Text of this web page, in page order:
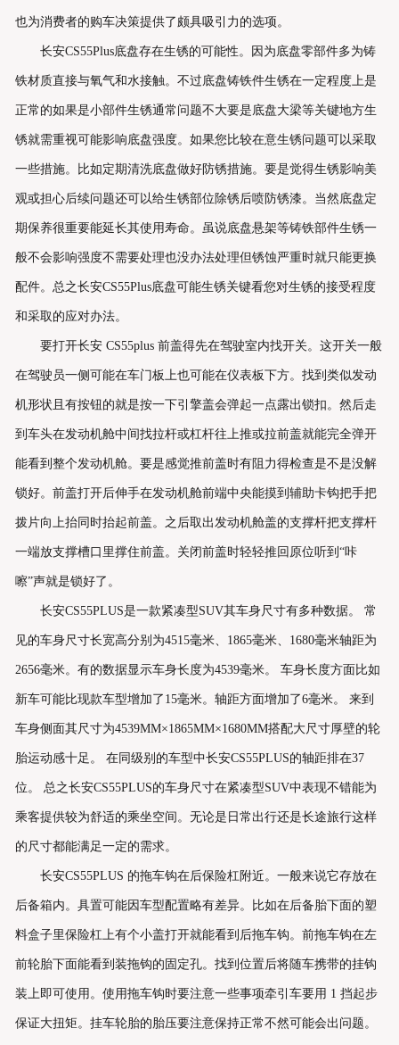
也为消费者的购车决策提供了颇具吸引力的选项。
长安CS55Plus底盘存在生锈的可能性。因为底盘零部件多为铸
铁材质直接与氧气和水接触。不过底盘铸铁件生锈在一定程度上是
正常的如果是小部件生锈通常问题不大要是底盘大梁等关键地方生
锈就需重视可能影响底盘强度。如果您比较在意生锈问题可以采取
一些措施。比如定期清洗底盘做好防锈措施。要是觉得生锈影响美
观或担心后续问题还可以给生锈部位除锈后喷防锈漆。当然底盘定
期保养很重要能延长其使用寿命。虽说底盘悬架等铸铁部件生锈一
般不会影响强度不需要处理也没办法处理但锈蚀严重时就只能更换
配件。总之长安CS55Plus底盘可能生锈关键看您对生锈的接受程度
和采取的应对办法。
要打开长安 CS55plus 前盖得先在驾驶室内找开关。这开关一般
在驾驶员一侧可能在车门板上也可能在仪表板下方。找到类似发动
机形状且有按钮的就是按一下引擎盖会弹起一点露出锁扣。然后走
到车头在发动机舱中间找拉杆或杠杆往上推或拉前盖就能完全弹开
能看到整个发动机舱。要是感觉推前盖时有阻力得检查是不是没解
锁好。前盖打开后伸手在发动机舱前端中央能摸到辅助卡钩把手把
拨片向上抬同时抬起前盖。之后取出发动机舱盖的支撑杆把支撑杆
一端放支撑槽口里撑住前盖。关闭前盖时轻轻推回原位听到“咔
嚓”声就是锁好了。
长安CS55PLUS是一款紧凑型SUV其车身尺寸有多种数据。 常
见的车身尺寸长宽高分别为4515毫米、1865毫米、1680毫米轴距为
2656毫米。有的数据显示车身长度为4539毫米。 车身长度方面比如
新车可能比现款车型增加了15毫米。轴距方面增加了6毫米。 来到
车身侧面其尺寸为4539MM×1865MM×1680MM搭配大尺寸厚壁的轮
胎运动感十足。 在同级别的车型中长安CS55PLUS的轴距排在37
位。 总之长安CS55PLUS的车身尺寸在紧凑型SUV中表现不错能为
乘客提供较为舒适的乘坐空间。无论是日常出行还是长途旅行这样
的尺寸都能满足一定的需求。
长安CS55PLUS 的拖车钩在后保险杠附近。一般来说它存放在
后备箱内。具置可能因车型配置略有差异。比如在后备胎下面的塑
料盒子里保险杠上有个小盖打开就能看到后拖车钩。前拖车钩在左
前轮胎下面能看到装拖钩的固定孔。找到位置后将随车携带的挂钩
装上即可使用。使用拖车钩时要注意一些事项牵引车要用 1 挡起步
保证大扭矩。挂车轮胎的胎压要注意保持正常不然可能会出问题。